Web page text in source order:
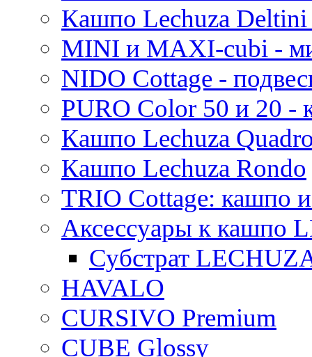
Кашпо Lechuza
MINI и MAXI-cubi -
NIDO Cottage -
PURO Color 50 и 20
Кашпо Lechuza
Кашпо Lechuza Rondo
TRIO Cottage: кашпо
Аксессуары к кашпо
Субстрат
HAVALO
CURSIVO Premium
CUBE Glossy